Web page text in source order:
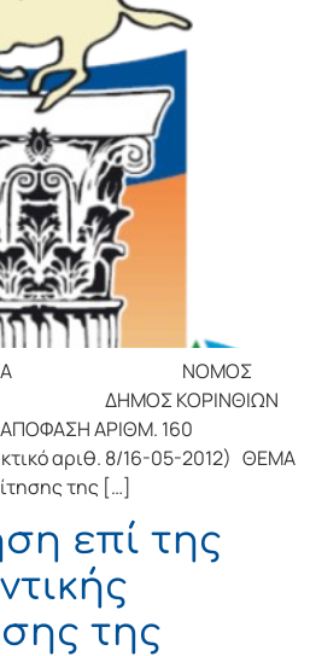
ΝΟΜΟΣ
ΚΟΡΙΝΘΙΩΝ
ΑΡΙΘΜ. 160
αριθ. 8/16-05-2012) ΘΕΜΑ
της […]
επί της
της